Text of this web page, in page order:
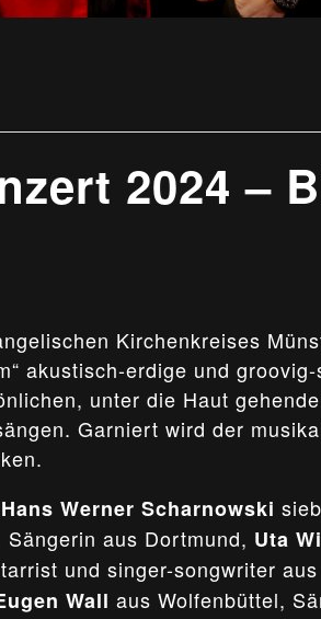
2024 –
Kirchenkreises
akustisch-erdige und
unter die Haut
Garniert wird der
Hans Werner Scharnowski
Sängerin aus Dortmund, Uta
und singer-songwriter
Wall aus Wolfenbüttel,